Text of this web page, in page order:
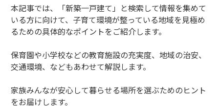
本記事では、「新築一戸建て」と検索して情報を集めて
いる方に向けて、子育て環境が整っている地域を見極め
るための具体的なポイントをご紹介します。
保育園や小学校などの教育施設の充実度、地域の治安、
交通環境、などもあわせて解説します。
家族みんなが安心して暮らせる場所を選ぶためのヒント
をお届けします。